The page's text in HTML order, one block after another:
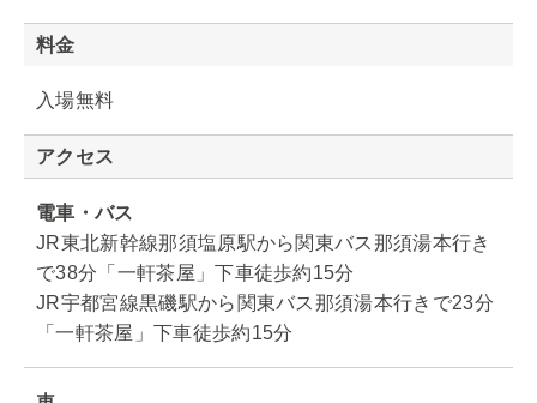
料金
入場無料
アクセス
電車・バス
JR東北新幹線那須塩原駅から関東バス那須湯本行き
で38分「一軒茶屋」下車徒歩約15分
JR宇都宮線黒磯駅から関東バス那須湯本行きで23分
「一軒茶屋」下車徒歩約15分